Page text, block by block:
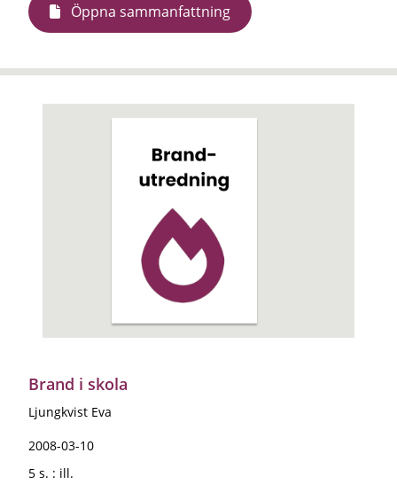
Öppna sammanfattning
Brand i skola
Ljungkvist Eva
2008-03-10
5 s. : ill.